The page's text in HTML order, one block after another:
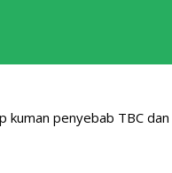
penyebab TBC